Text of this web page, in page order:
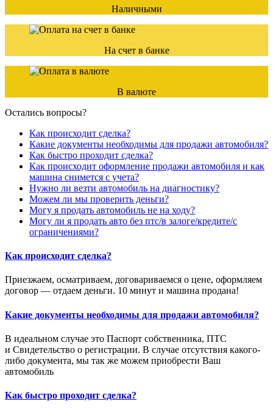
Наличными
На счет в банке
В валюте
Остались вопросы?
Как происходит сделка?
Какие документы необходимы для продажи автомобиля?
Как быстро проходит сделка?
Как происходит оформление продажи автомобиля и как
машина снимется с учета?
Нужно ли везти автомобиль на диагностику?
Можем ли мы проверить деньги?
Могу я продать автомобиль не на ходу?
Могу ли я продать авто без птс/в залоге/кредите/с
ограничениями?
Как происходит сделка?
Приезжаем, осматриваем, договариваемся о цене, оформляем
договор — отдаем деньги. 10 минут и машина продана!
Какие документы необходимы для продажи автомобиля?
В идеальном случае это Паспорт собственника, ПТС
и Свидетельство о регистрации. В случае отсутствия какого-
либо документа, мы так же можем приобрести Ваш
автомобиль
Как быстро проходит сделка?